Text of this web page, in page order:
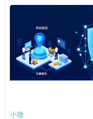
小微